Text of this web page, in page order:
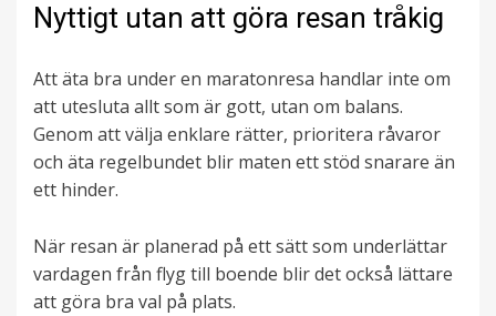
Nyttigt utan att göra resan tråkig
Att äta bra under en maratonresa handlar inte om
att utesluta allt som är gott, utan om balans.
Genom att välja enklare rätter, prioritera råvaror
och äta regelbundet blir maten ett stöd snarare än
ett hinder.
När resan är planerad på ett sätt som underlättar
vardagen från flyg till boende blir det också lättare
att göra bra val på plats.